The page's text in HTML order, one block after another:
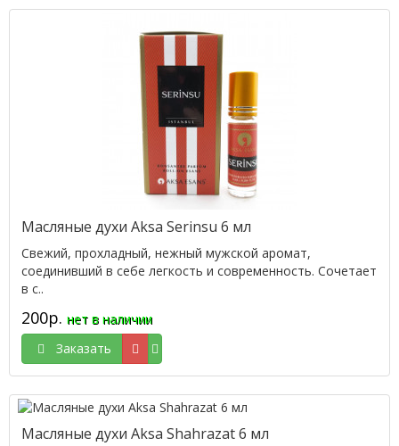
Масляные духи Aksa Serinsu 6 мл
Свежий, прохладный, нежный мужской аромат,
соединивший в себе легкость и современность. Сочетает
в с..
200р. нет в наличии
Заказать
Масляные духи Aksa Shahrazat 6 мл